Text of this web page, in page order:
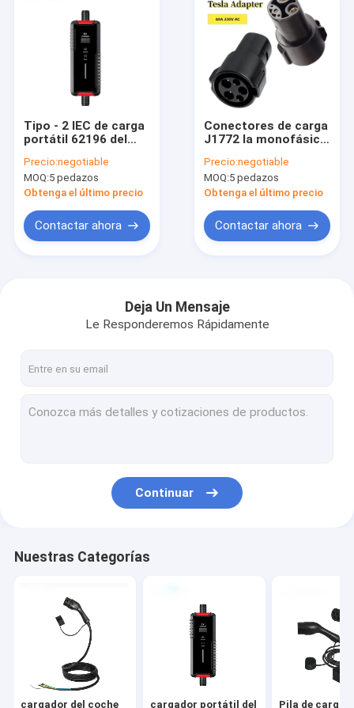
Sobre nosotros
Pila de carga de EV
Partes de repuesto de Tesla
Cargador de Wallbox EV
Tipo - 2 IEC de carga
portátil 62196 del
eléctrico de la CA de
la pila 16A Smart de
EV
Precio:negotiable
MOQ:5 pedazos
Obtenga el último precio
Contactar ahora
Conectores de carga
J1772 la monofásico
adaptadores de
Tesla para los
cargadores de los
Precio:negotiable
MOQ:5 pedazos
Obtenga el último precio
Contactar ahora
Deja Un Mensaje
Le Responderemos Rápidamente
Continuar
Nuestras Categorías
cargador del coche cargador portátil del Pila de carga